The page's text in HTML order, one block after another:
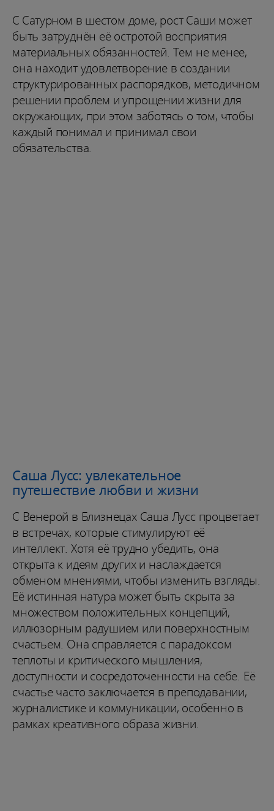
С Сатурном в шестом доме, рост Саши может
быть затруднён её остротой восприятия
материальных обязанностей. Тем не менее,
она находит удовлетворение в создании
структурированных распорядков, методичном
решении проблем и упрощении жизни для
окружающих, при этом заботясь о том, чтобы
каждый понимал и принимал свои
обязательства.
Саша Лусс: увлекательное
путешествие любви и жизни
С Венерой в Близнецах Саша Лусс процветает
в встречах, которые стимулируют её
интеллект. Хотя её трудно убедить, она
открыта к идеям других и наслаждается
обменом мнениями, чтобы изменить взгляды.
Её истинная натура может быть скрыта за
множеством положительных концепций,
иллюзорным радушием или поверхностным
счастьем. Она справляется с парадоксом
теплоты и критического мышления,
доступности и сосредоточенности на себе. Её
счастье часто заключается в преподавании,
журналистике и коммуникации, особенно в
рамках креативного образа жизни.